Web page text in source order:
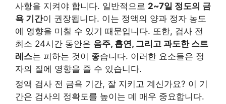
사항을 지켜야 합니다. 일반적으로 2~7일 정도의 금
욕 기간이 권장됩니다. 이는 정액의 양과 정자 농도
에 영향을 미칠 수 있기 때문입니다. 또한, 검사 전
최소 24시간 동안은 음주, 흡연, 그리고 과도한 스트
레스는 피하는 것이 좋습니다. 이러한 요소들은 정
자의 질에 영향을 줄 수 있습니다.
정액 검사 전 금욕 기간, 잘 지키고 계신가요? 이 기
간은 검사의 정확도를 높이는 데 매우 중요합니다.